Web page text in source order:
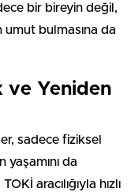
bir bireyin değil,
umut bulmasına da
ve Yeniden
sadece fiziksel
yaşamını da
aracılığıyla hızlı